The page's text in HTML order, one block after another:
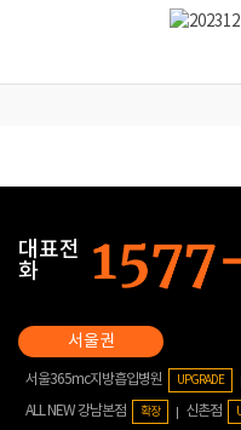
대표전
화
서울365mc지방흡입병원 UPGRADE
ALL NEW 강남본점 확장 신촌점